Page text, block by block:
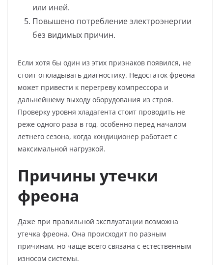
или иней.
Повышено потребление электроэнергии
без видимых причин.
Если хотя бы один из этих признаков появился, не
стоит откладывать диагностику. Недостаток фреона
может привести к перегреву компрессора и
дальнейшему выходу оборудования из строя.
Проверку уровня хладагента стоит проводить не
реже одного раза в год, особенно перед началом
летнего сезона, когда кондиционер работает с
максимальной нагрузкой.
Причины утечки
фреона
Даже при правильной эксплуатации возможна
утечка фреона. Она происходит по разным
причинам, но чаще всего связана с естественным
износом системы.